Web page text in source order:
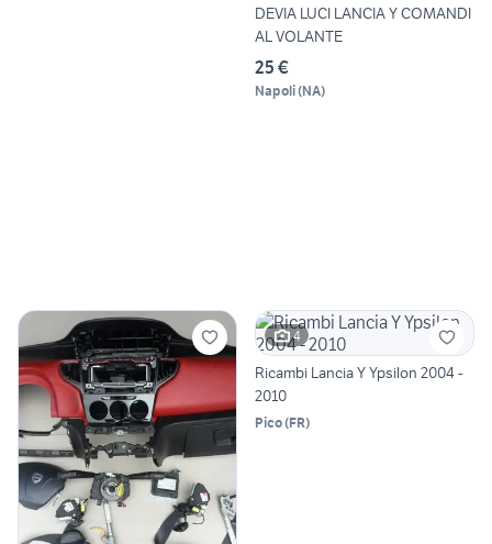
DEVIA LUCI LANCIA Y COMANDI
AL VOLANTE
25 €
Napoli(NA)
4
Ricambi Lancia Y Ypsilon 2004 -
2010
Pico(FR)